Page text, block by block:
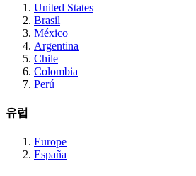
United States
Brasil
México
Argentina
Chile
Colombia
Perú
유럽
Europe
España